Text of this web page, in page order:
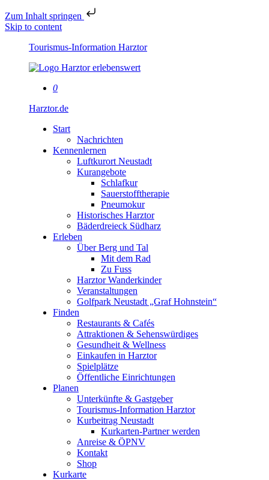
Zum Inhalt springen
Skip to content
Tourismus-Information Harztor
0
Harztor.de
Start
Nachrichten
Kennenlernen
Luftkurort Neustadt
Kurangebote
Schlafkur
Sauerstofftherapie
Pneumokur
Historisches Harztor
Bäderdreieck Südharz
Erleben
Über Berg und Tal
Mit dem Rad
Zu Fuss
Harztor Wanderkinder
Veranstaltungen
Golfpark Neustadt „Graf Hohnstein“
Finden
Restaurants & Cafés
Attraktionen & Sehenswürdiges
Gesundheit & Wellness
Einkaufen in Harztor
Spielplätze
Öffentliche Einrichtungen
Planen
Unterkünfte & Gastgeber
Tourismus-Information Harztor
Kurbeitrag Neustadt
Kurkarten-Partner werden
Anreise & ÖPNV
Kontakt
Shop
Kurkarte